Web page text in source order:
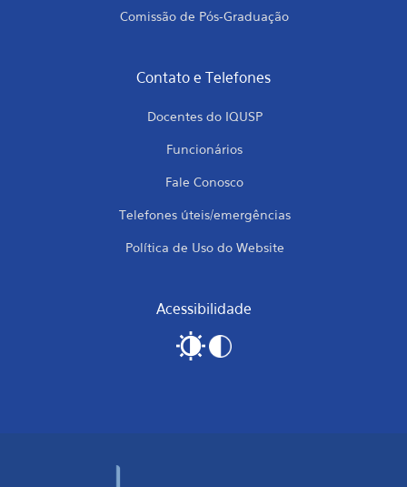
Comissão de Pós-Graduação
Contato e Telefones
Docentes do IQUSP
Funcionários
Fale Conosco
Telefones úteis/emergências
Política de Uso do Website
Acessibilidade